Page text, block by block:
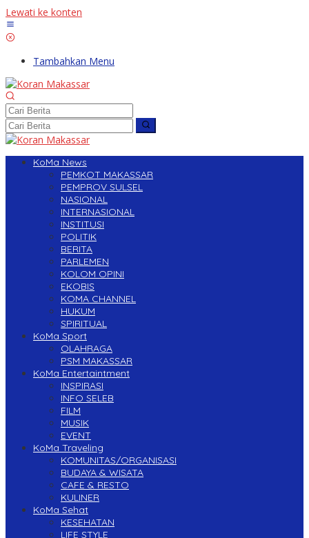
Lewati ke konten
Tambahkan Menu
KoMa News
PEMKOT MAKASSAR
PEMPROV SULSEL
NASIONAL
INTERNASIONAL
INSTITUSI
POLITIK
BERITA
PARLEMEN
KOLOM OPINI
EKOBIS
KOMA CHANNEL
HUKUM
SPIRITUAL
KoMa Sport
OLAHRAGA
PSM MAKASSAR
KoMa Entertaintment
INSPIRASI
INFO SELEB
FILM
MUSIK
EVENT
KoMa Traveling
KOMUNITAS/ORGANISASI
BUDAYA & WISATA
CAFE & RESTO
KULINER
KoMa Sehat
KESEHATAN
LIFE STYLE